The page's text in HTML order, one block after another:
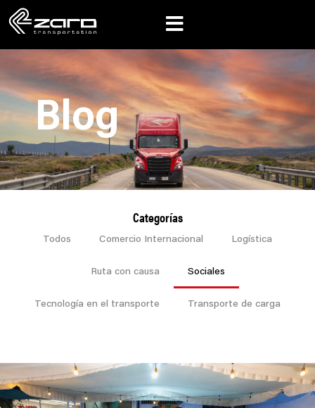
Blog
Categorías
Todos Comercio Internacional Logística
Ruta con causa Sociales
Tecnología en el transporte Transporte de carga